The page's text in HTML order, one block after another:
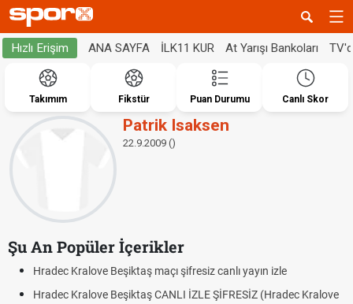
Hızlı Erişim ANA SAYFA İLK11 KUR At Yarışı Bankoları
Takımım Fikstür Puan Durumu Canlı Skor
Patrik Isaksen
22.9.2009 ()
Şu An Popüler İçerikler
Hradec Kralove Beşiktaş maçı şifresiz canlı yayın izle
Hradec Kralove Beşiktaş CANLI İZLE ŞİFRESİZ (Hradec Kralove